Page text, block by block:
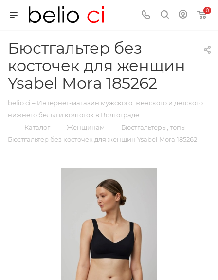
0
Бюстгальтер без
косточек для женщин
Ysabel Mora 185262
belio ci – Интернет-магазин мужского, женского и детского
нижнего белья и колготок в Волгограде
— Каталог — Женщинам — Бюстгальтеры, топы —
Бюстгальтер без косточек для женщин Ysabel Mora 185262